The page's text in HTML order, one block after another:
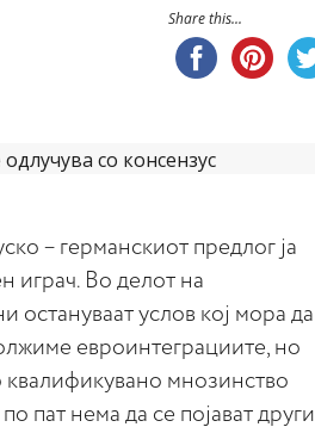
Share this...
– германскиот предлог ја
играч. Во делот на
остануваат услов кој мора да
евроинтеграциите, но
мнозинство
пат нема да се појават други